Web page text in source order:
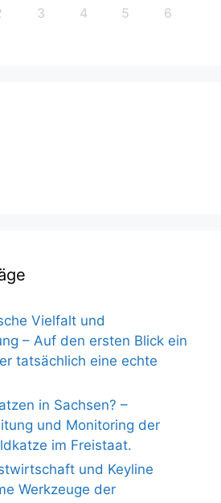
3 4 5 6
Vielfalt und
– Auf den ersten Blick ein
tatsächlich eine echte
in Sachsen? –
und Monitoring der
im Freistaat.
und Keyline
Werkzeuge der